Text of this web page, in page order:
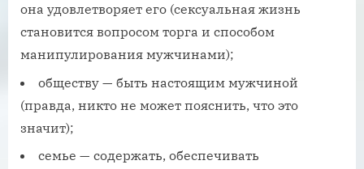
она удовлетворяет его (сексуальная жизнь
становится вопросом торга и способом
манипулирования мужчинами);
обществу — быть настоящим мужчиной
(правда, никто не может пояснить, что это
значит);
семье — содержать, обеспечивать